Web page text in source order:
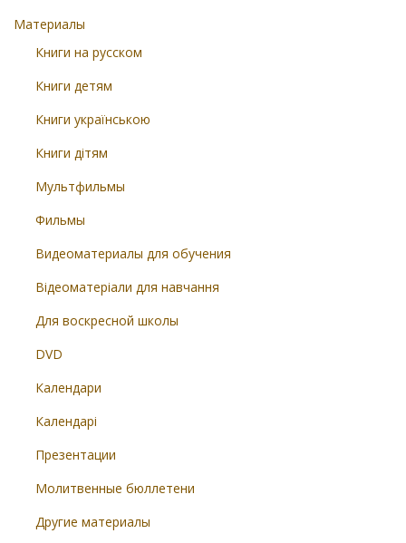
Материалы
Книги на русском
Книги детям
Книги українською
Книги дітям
Мультфильмы
Фильмы
Видеоматериалы для обучения
Відеоматеріали для навчання
Для воскресной школы
DVD
Календари
Календарі
Презентации
Молитвенные бюллетени
Другие материалы